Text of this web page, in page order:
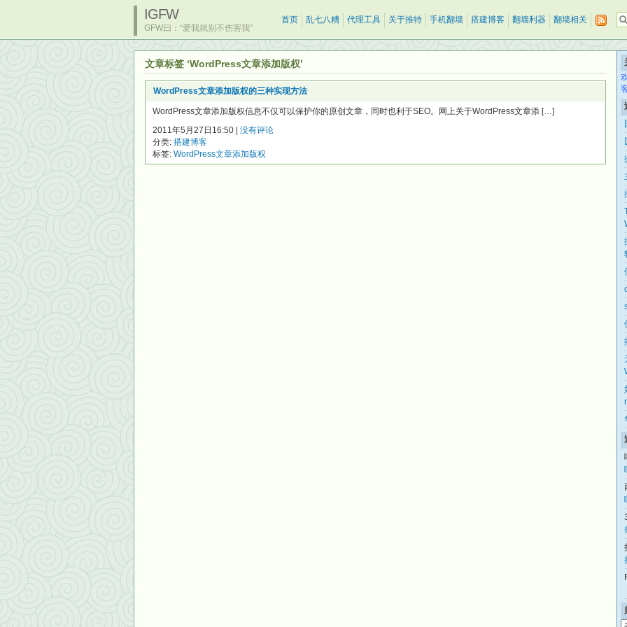
IGFW
GFW曰：“爱我就别不伤害我”
首页 乱七八糟 代理工具 关于推特 手机翻墙 搭建博客 翻墙利器 翻墙相关
文章标签 ‘WordPress文章添加版权’
WordPress文章添加版权的三种实现方法
WordPress文章添加版权信息不仅可以保护你的原创文章，同时也利于SEO。网上关于WordPress文章添 […]
2011年5月27日16:50 | 没有评论
分类: 搭建博客
标签: WordPress文章添加版权